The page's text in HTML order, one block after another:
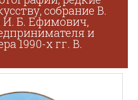
собрание В.
И. Б. Ефимович,
и
1990-х гг. В.